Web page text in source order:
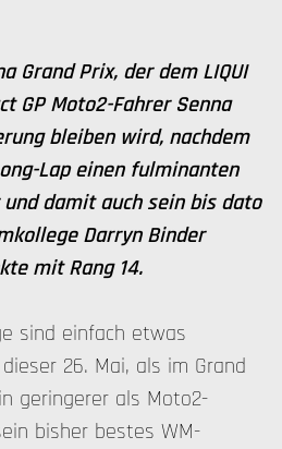
Grand Prix, der dem LIQUI
GP Moto2-Fahrer Senna
bleiben wird, nachdem
Lap einen fulminanten
damit auch sein bis dato
Darryn Binder
mit Rang 14.
sind einfach etwas
26. Mai, als im Grand
geringerer als Moto2-
bisher bestes WM-